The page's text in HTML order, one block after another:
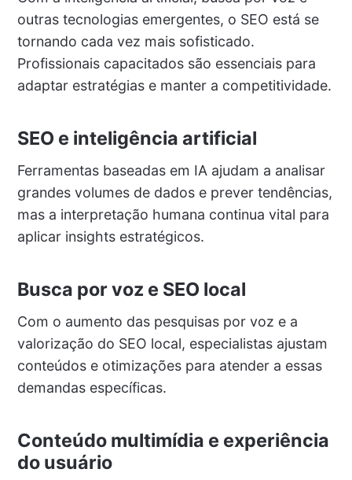
outras tecnologias emergentes, o SEO está se
tornando cada vez mais sofisticado.
Profissionais capacitados são essenciais para
adaptar estratégias e manter a competitividade.
SEO e inteligência artificial
Ferramentas baseadas em IA ajudam a analisar
grandes volumes de dados e prever tendências,
mas a interpretação humana continua vital para
aplicar insights estratégicos.
Busca por voz e SEO local
Com o aumento das pesquisas por voz e a
valorização do SEO local, especialistas ajustam
conteúdos e otimizações para atender a essas
demandas específicas.
Conteúdo multimídia e experiência
do usuário